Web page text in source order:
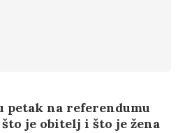
petak na referendumu
je obitelj i što je žena